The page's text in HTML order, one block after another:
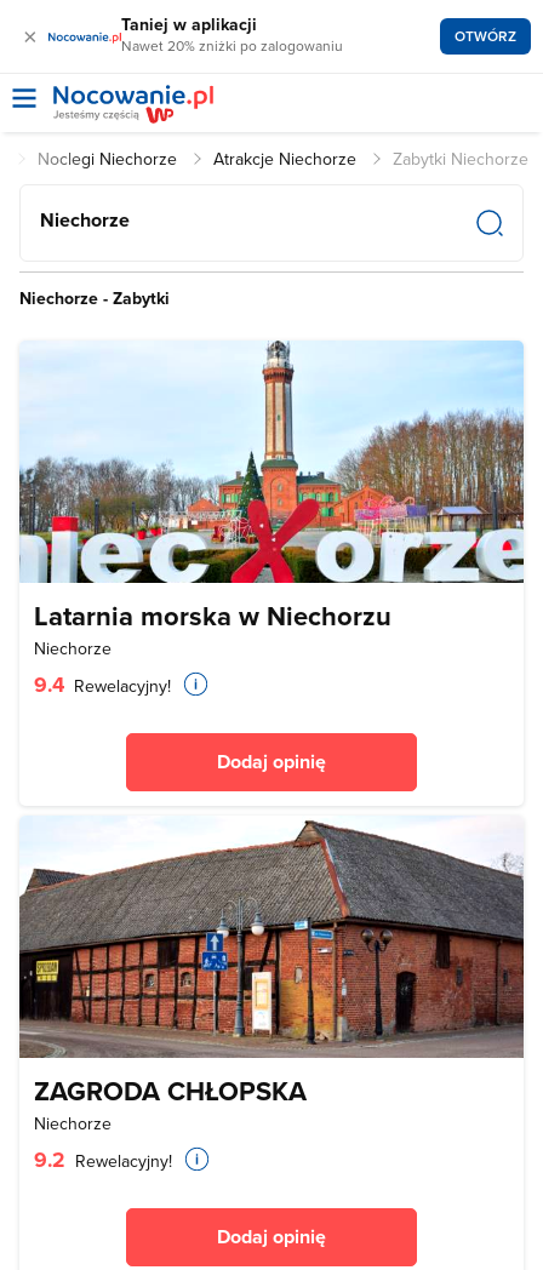
× Taniej w aplikacji
Nawet 20% zniżki po zalogowaniu OTWÓRZ
Noclegi Niechorze Atrakcje Niechorze Zabytki Niechorze
Niechorze
Niechorze - Zabytki
Latarnia morska w Niechorzu
Niechorze
9.4 Rewelacyjny!
Dodaj opinię
ZAGRODA CHŁOPSKA
Niechorze
9.2 Rewelacyjny!
Dodaj opinię